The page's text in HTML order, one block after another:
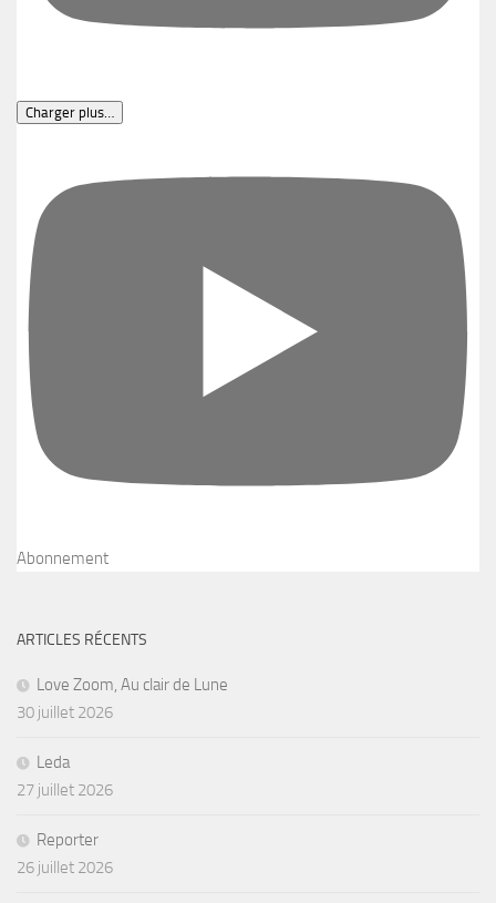
Charger plus…
Abonnement
ARTICLES RÉCENTS
Love Zoom, Au clair de Lune
30 juillet 2026
Leda
27 juillet 2026
Reporter
26 juillet 2026